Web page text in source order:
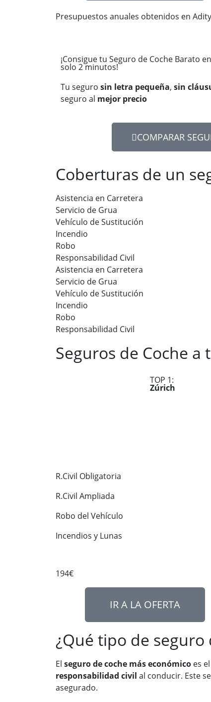
Presupuestos anuales obtenidos en
¡Consigue tu Seguro de Coche Barato en
solo 2 minutos!
Tu seguro sin letra pequeña, sin
seguro al mejor precio
COMPARAR
Coberturas de un
Asistencia en Carretera
Servicio de Grua
Vehículo de Sustitución
Incendio
Robo
Responsabilidad Civil
Asistencia en Carretera
Servicio de Grua
Vehículo de Sustitución
Incendio
Robo
Responsabilidad Civil
Seguros de Coche
TOP 1:
Zúrich
R.Civil Obligatoria
R.Civil Ampliada
Robo del Vehículo
Incendios y Lunas
194€
IR A LA OFERTA
¿Qué tipo de seguro
El seguro de coche más económico es el
responsabilidad civil al conducir. Este
asegurado.